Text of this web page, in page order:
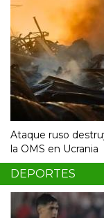
Ataque ruso
la OMS en Ucrania
DEPORTES